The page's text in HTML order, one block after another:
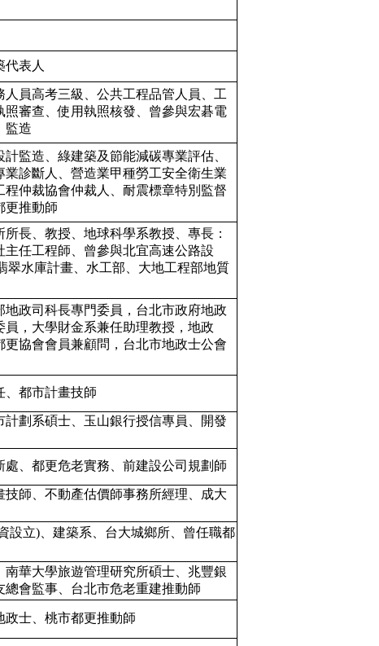
代表人
員高考三級、公共工程品管人員、工
審查、使用執照核發、曾參與宏碁電
監造
監造、綠建築及節能減碳專業評估、
診斷人、營造業甲種勞工安全衛生業
仲裁協會仲裁人、耐震標章特別監督
更推動師
長、教授、地球科學系教授、專長：
任工程師、曾參與北宜高速公路設
翠水庫計畫、水工部、大地工程部地質
政司科長專門委員，台北市政府地政
，大學財金系兼任助理教授，地政
協會會員兼顧問，台北市地政士公會
、都市計畫技師
劃系碩士、玉山銀行授信專員、開發
、都更危老實務、前建設公司規劃師
師、不動產估價師事務所經理、成大
設立)、建築系、台大城鄉所、曾任職都
華大學旅遊管理研究所碩士、兆豐銀
會監事、台北市危老重建推動師
士、桃市都更推動師